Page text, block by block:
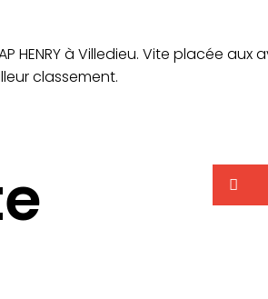
HENRY à Villedieu. Vite placée
classement.